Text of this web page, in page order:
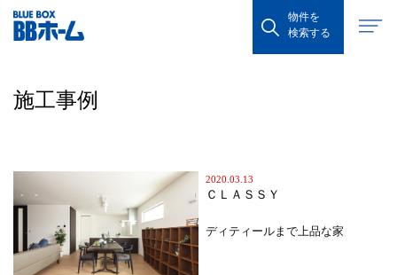
物件を
検索する
施工事例
2020.03.13
ＣＬＡＳＳＹ
ディティールまで上品な家